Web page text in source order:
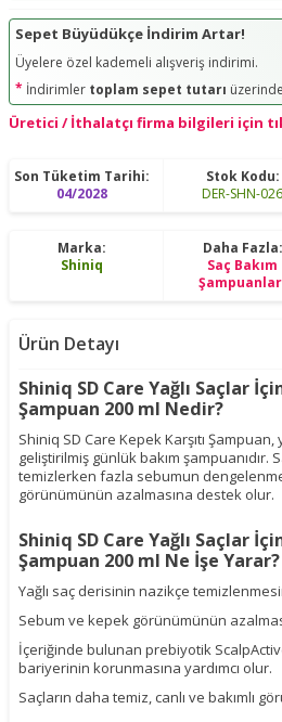
Sepet Büyüdükçe İndirim Artar!
Üyelere özel kademeli alışveriş indirimi.
* İndirimler toplam sepet tutarı
Üretici / İthalatçı firma bilgileri için
Son Tüketim Tarihi:
04/2028
Stok Kodu:
DER-SHN-026
Marka:
Shiniq
Daha Fazla:
Saç Bakım
Ürün Detayı
Shiniq SD Care Yağlı Saçlar
Şampuan 200 ml Nedir?
Shiniq SD Care Kepek Karşıtı
geliştirilmiş günlük bakım şampuanıdır.
temizlerken fazla sebumun
görünümünün azalmasına destek olur.
Shiniq SD Care Yağlı Saçlar
Şampuan 200 ml Ne İşe Yarar?
Yağlı saç derisinin nazikçe
Sebum ve kepek görünümünün
İçeriğinde bulunan prebiyotik
bariyerinin korunmasına yardımcı olur.
Saçların daha temiz, canlı ve bakımlı